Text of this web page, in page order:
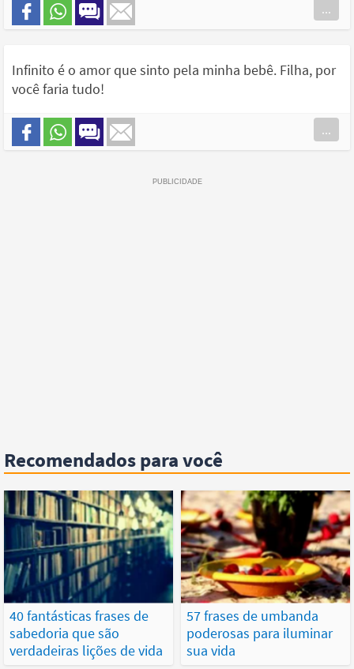
...
Infinito é o amor que sinto pela minha bebê. Filha, por
você faria tudo!
...
Recomendados para você
40 fantásticas frases de
sabedoria que são
verdadeiras lições de vida
57 frases de umbanda
poderosas para iluminar
sua vida